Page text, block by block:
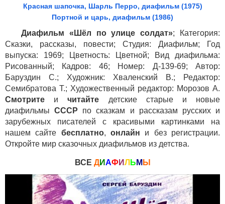
Красная шапочка, Шарль Перро, диафильм (1975)
Портной и царь, диафильм (1986)
Диафильм «Шёл по улице солдат»; Категория:
Сказки, рассказы, повести; Студия: Диафильм; Год
выпуска: 1969; Цветность: Цветной; Вид диафильма:
Рисованный; Кадров: 46; Номер: Д-139-69; Автор:
Баруздин С.; Художник: Хваленский В.; Редактор:
Семибратова Т.; Художественный редактор: Морозов А.
Смотрите ичитайте детские старые и новые
диафильмыСССР по сказкам и рассказам русских и
зарубежных писателей с красивыми картинками на
нашем сайте бесплатно,онлайн и без регистрации.
Откройте мир сказочных диафильмов из детства.
ВСЕ ДИАФ ИЛ Ь М Ы